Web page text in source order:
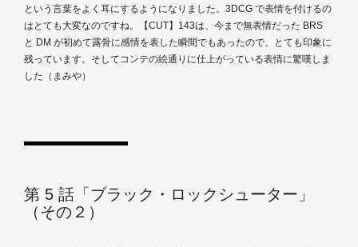
という言葉をよく耳にするようになりました。3DCG で表情を付けるの
はとても大変なのですね。【CUT】143は、今まで無表情だった BRS
と DM が初めて露骨に感情を表した瞬間でもあったので、とても印象に
残っています。そしてコンテの絵通りに仕上がっている表情に驚嘆しま
した（まみや）
第 5 話「ブラック・ロックシューター」
（その２）